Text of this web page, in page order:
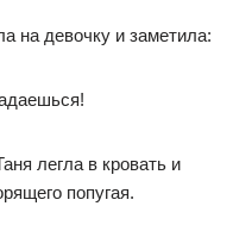
на девочку и заметила:
легла в кровать и
попугая.